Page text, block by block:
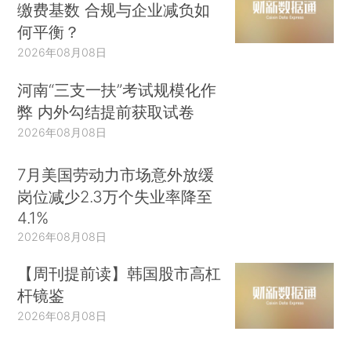
缴费基数 合规与企业减负如
何平衡？
2026年08月08日
河南“三支一扶”考试规模化作
弊 内外勾结提前获取试卷
2026年08月08日
7月美国劳动力市场意外放缓
岗位减少2.3万个失业率降至
4.1%
2026年08月08日
【周刊提前读】韩国股市高杠
杆镜鉴
2026年08月08日